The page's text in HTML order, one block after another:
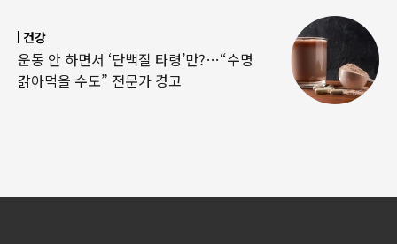
건강
운동 안 하면서 ‘단백질 타령’만?…“수명
갉아먹을 수도” 전문가 경고